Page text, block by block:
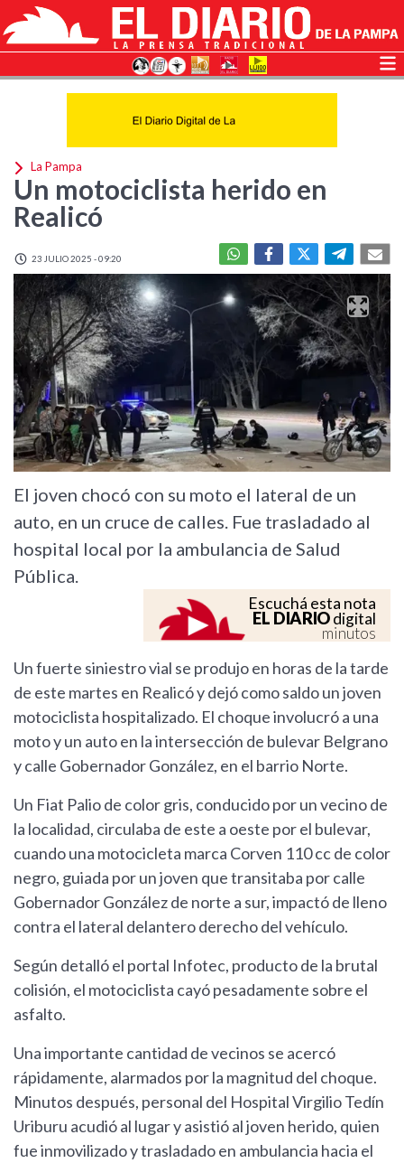
La Pampa
Un motociclista herido en
Realicó
23 JULIO 2025 - 09:20
El joven chocó con su moto el lateral de un
auto, en un cruce de calles. Fue trasladado al
hospital local por la ambulancia de Salud
Pública.
Escuchá esta nota
EL DIARIOdigital
minutos
Un fuerte siniestro vial se produjo en horas de la tarde
de este martes en Realicó y dejó como saldo un joven
motociclista hospitalizado. El choque involucró a una
moto y un auto en la intersección de bulevar Belgrano
y calle Gobernador González, en el barrio Norte.
Un Fiat Palio de color gris, conducido por un vecino de
la localidad, circulaba de este a oeste por el bulevar,
cuando una motocicleta marca Corven 110 cc de color
negro, guiada por un joven que transitaba por calle
Gobernador González de norte a sur, impactó de lleno
contra el lateral delantero derecho del vehículo.
Según detalló el portal Infotec, producto de la brutal
colisión, el motociclista cayó pesadamente sobre el
asfalto.
Una importante cantidad de vecinos se acercó
rápidamente, alarmados por la magnitud del choque.
Minutos después, personal del Hospital Virgilio Tedín
Uriburu acudió al lugar y asistió al joven herido, quien
fue inmovilizado y trasladado en ambulancia hacia el